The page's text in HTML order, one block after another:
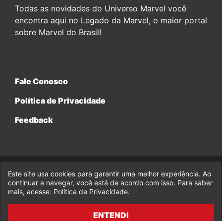
Todas as novidades do Universo Marvel você
encontra aqui no Legado da Marvel, o maior portal
sobre Marvel do Brasil!
Fale Conosco
Política de Privacidade
Feedback
© 2017-2026 Legado da Marvel, uma empresa da Legado
Enterprises.
fabiolobo
Este site usa cookies para garantir uma melhor experiência. Ao
continuar a navegar, você está de acordo com isso. Para saber
mais, acesse: Política de Privacidade.
ENTENDI